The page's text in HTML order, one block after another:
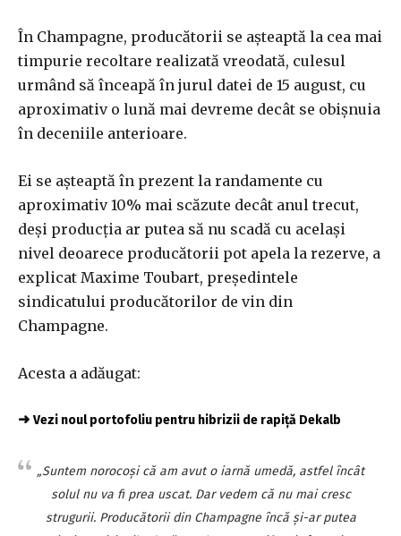
În Champagne, producătorii se aşteaptă la cea mai
timpurie recoltare realizată vreodată, culesul
urmând să înceapă în jurul datei de 15 august, cu
aproximativ o lună mai devreme decât se obişnuia
în deceniile anterioare.
Ei se aşteaptă în prezent la randamente cu
aproximativ 10% mai scăzute decât anul trecut,
deşi producţia ar putea să nu scadă cu acelaşi
nivel deoarece producătorii pot apela la rezerve, a
explicat Maxime Toubart, preşedintele
sindicatului producătorilor de vin din
Champagne.
Acesta a adăugat:
➜ Vezi noul portofoliu pentru hibrizii de rapiță Dekalb
„Suntem norocoşi că am avut o iarnă umedă, astfel încât
solul nu va fi prea uscat. Dar vedem că nu mai cresc
strugurii. Producătorii din Champagne încă şi-ar putea